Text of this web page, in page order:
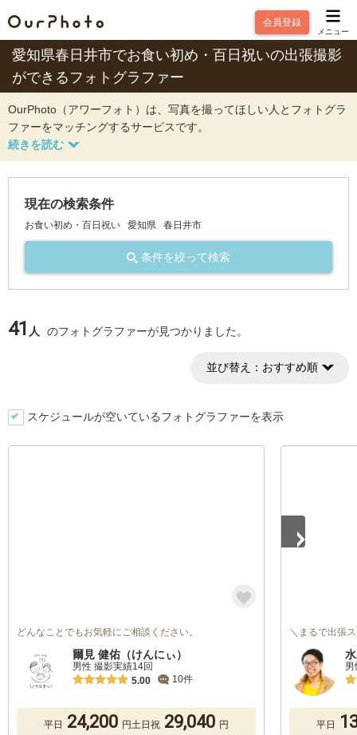
会員登録
メニュー
愛知県春日井市でお食い初め・百日祝いの出張撮影
ができるフォトグラファー
OurPhoto（アワーフォト）は、写真を撮ってほしい人とフォトグラ
ファーをマッチングするサービスです。
現在の検索条件
お食い初め・百日祝い 愛知県 春日井市
条件を絞って検索
41 人 のフォトグラファーが見つかりました。
並び替え： おすすめ順
スケジュールが空いているフォトグラファーを表示
どんなことでもお気軽にご相談ください。
爾見 健佑（けんにぃ）
男性 撮影実績14回
5.00
10件
平日 24,200 円土日祝 29,040 円
＼まるで出張
平日